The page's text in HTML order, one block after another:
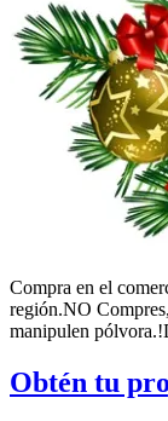
Compra en el
región.NO
manipulen
Obtén tu